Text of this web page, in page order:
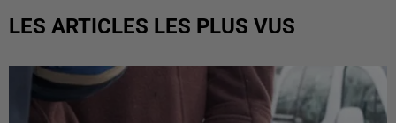
LES ARTICLES LES PLUS VUS